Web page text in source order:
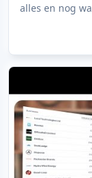
alles en nog